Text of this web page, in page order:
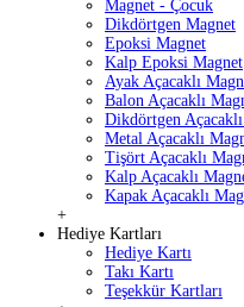
Magnet - Çocuk
Dikdörtgen Magnet
Epoksi Magnet
Kalp Epoksi Magnet
Ayak Açacaklı
Balon Açacaklı
Dikdörtgen
Metal Açacaklı
Tişört Açacaklı
Kalp Açacaklı
Kapak Açacaklı
+
Hediye Kartları
Hediye Kartı
Takı Kartı
Teşekkür Kartları